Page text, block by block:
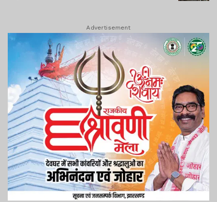
Advertisement